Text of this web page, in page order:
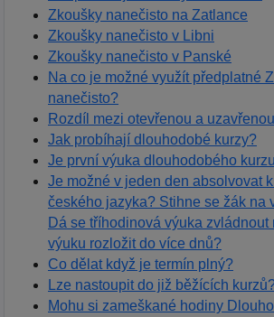
Zkoušky nanečisto na Zatlance
Zkoušky nanečisto v Libni
Zkoušky nanečisto v Panské
Na co je možné využít předplatné
nanečisto?
Rozdíl mezi otevřenou a
Jak probíhají dlouhodobé kurzy?
Je první výuka dlouhodobého
Je možné v jeden den absolvovat
českého jazyka? Stihne se žák na
Dá se tříhodinová výuka zvládnout
výuku rozložit do více dnů?
Co dělat když je termín plný?
Lze nastoupit do již běžících
Mohu si zameškané hodiny